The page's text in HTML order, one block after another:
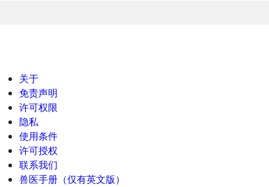
关于
免责声明
许可权限
隐私
使用条件
许可授权
联系我们
兽医手册（仅有英文版）